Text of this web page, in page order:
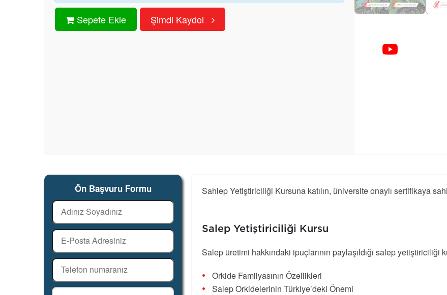
Sepete Ekle Şimdi Kaydol
Ön Başvuru Formu Sahlep Yetiştiriciliği Kursuna katılın, üniversite onaylı sertifikaya
Salep Yetiştiriciliği Kursu
Salep üretimi hakkındaki ipuçlarının paylaşıldığı salep yetiştiriciliği
Orkide Familyasının Özellikleri
Salep Orkidelerinin Türkiye’deki Önemi